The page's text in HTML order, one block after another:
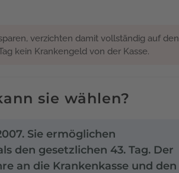
verzichten damit vollständig auf den
kein Krankengeld von der Kasse.
sie wählen?
Sie ermöglichen
den gesetzlichen 43. Tag. Der
an die Krankenkasse und den